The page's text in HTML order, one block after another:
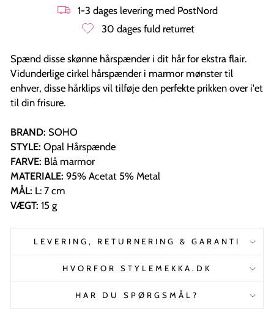
1-3 dages levering med PostNord
30 dages fuld returret
Spænd disse skønne hårspænder i dit hår for ekstra flair.
Vidunderlige cirkel hårspænder i marmor mønster til
enhver, disse hårklips vil tilføje den perfekte prikken over i'et
til din frisure.
BRAND: SOHO
STYLE: Opal Hårspænde
FARVE: Blå marmor
MATERIALE: 95% Acetat 5% Metal
MÅL: L: 7 cm
VÆGT: 15 g
LEVERING, RETURNERING & GARANTI
HVORFOR STYLEMEKKA.DK
HAR DU SPØRGSMÅL?